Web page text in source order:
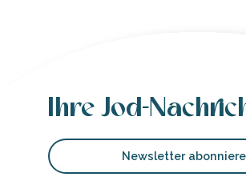
Ihre Jod-
Newsletter